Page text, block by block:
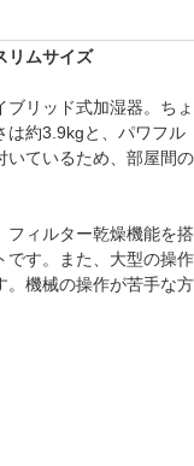
リムサイズ
リッド式加湿器。ちょ
は約3.9kgと、パワフル
いているため、部屋間の
フィルター乾燥機能を搭
です。また、大型の操作
。機械の操作が苦手な方